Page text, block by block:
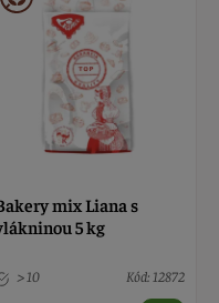
mix Liana s
5 kg
> 10 Kód: 12872